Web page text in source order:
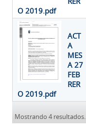
O 2019.pdf
ACT
A
MES
A 27
FEB
RER
O 2019.pdf
Mostrando 4 resultados.